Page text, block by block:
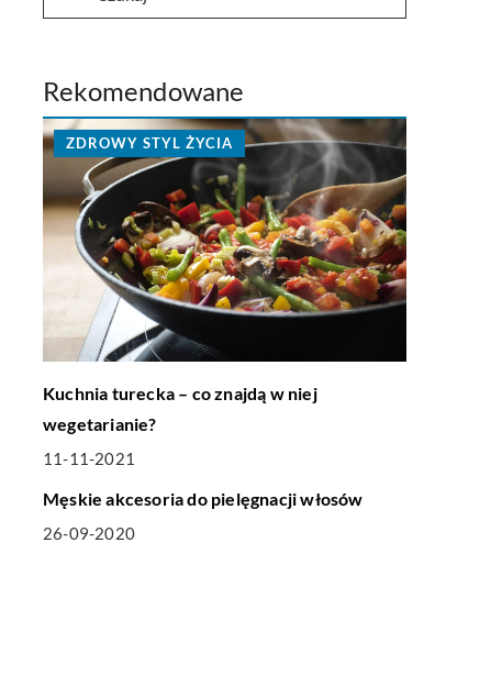
Rekomendowane
ZDROWY STYL ŻYCIA
Kuchnia turecka – co znajdą w niej
wegetarianie?
11-11-2021
LIFE & STYLE
Męskie akcesoria do pielęgnacji włosów
26-09-2020